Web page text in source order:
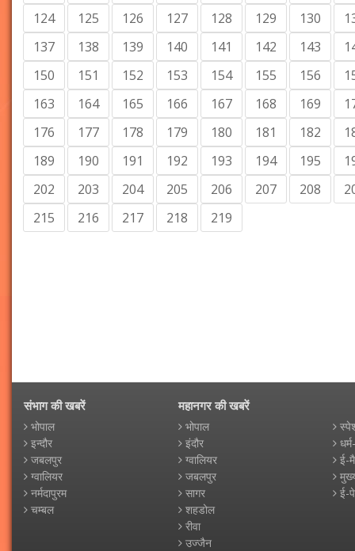
124
125 126 127 128 129 130
137
138 139 140 141 142 143
150
151 152 153 154 155 156
163
164 165 166 167 168 169
176
177 178 179 180 181 182
189
190 191 192 193 194 195
202
203 204 205 206 207 208
215
216 217 218 219
संभाग की खबरें
भोपाल
इन्दौर
जबलपुर
ग्वालियर
नर्मदापुरम
चम्बल
महानगर की खबरें
भोपाल
इंदौर
ग्वालियर
जबलपुर
सागर
शहडोल
रीवा
उज्जैन
ई-
ई-